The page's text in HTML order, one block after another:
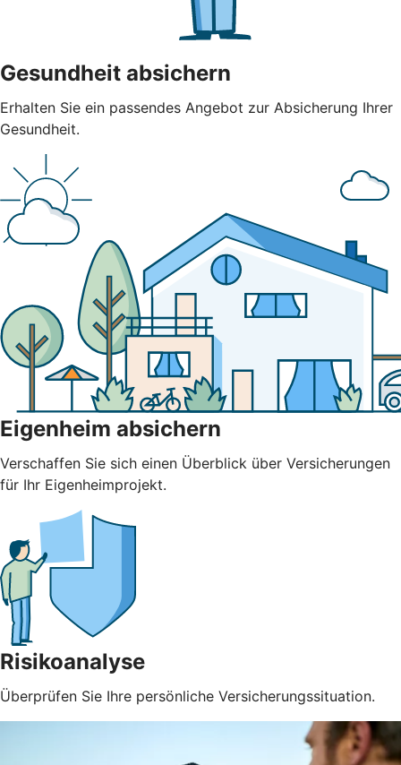
Gesundheit absichern
Erhalten Sie ein passendes Angebot zur Absicherung Ihrer
Gesundheit.
Eigenheim absichern
Verschaffen Sie sich einen Überblick über Versicherungen
für Ihr Eigenheimprojekt.
Risikoanalyse
Überprüfen Sie Ihre persönliche Versicherungssituation.